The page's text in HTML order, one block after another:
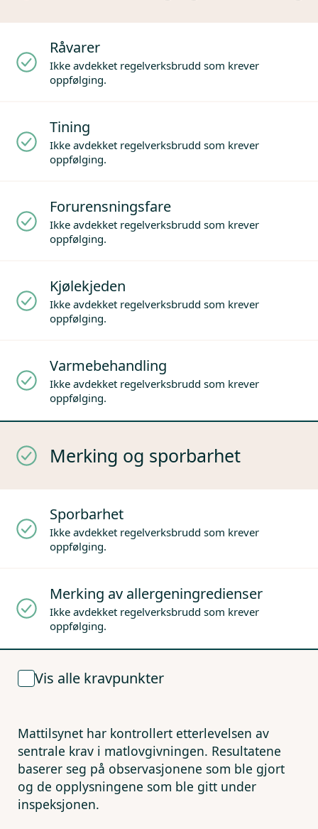
Råvarer
Ikke avdekket regelverksbrudd som krever
oppfølging.
Tining
Ikke avdekket regelverksbrudd som krever
oppfølging.
Forurensningsfare
Ikke avdekket regelverksbrudd som krever
oppfølging.
Kjølekjeden
Ikke avdekket regelverksbrudd som krever
oppfølging.
Varmebehandling
Ikke avdekket regelverksbrudd som krever
oppfølging.
Merking og sporbarhet
Sporbarhet
Ikke avdekket regelverksbrudd som krever
oppfølging.
Merking av allergeningredienser
Ikke avdekket regelverksbrudd som krever
oppfølging.
Vis alle kravpunkter
Mattilsynet har kontrollert etterlevelsen av
sentrale krav i matlovgivningen. Resultatene
baserer seg på observasjonene som ble gjort
og de opplysningene som ble gitt under
inspeksjonen.